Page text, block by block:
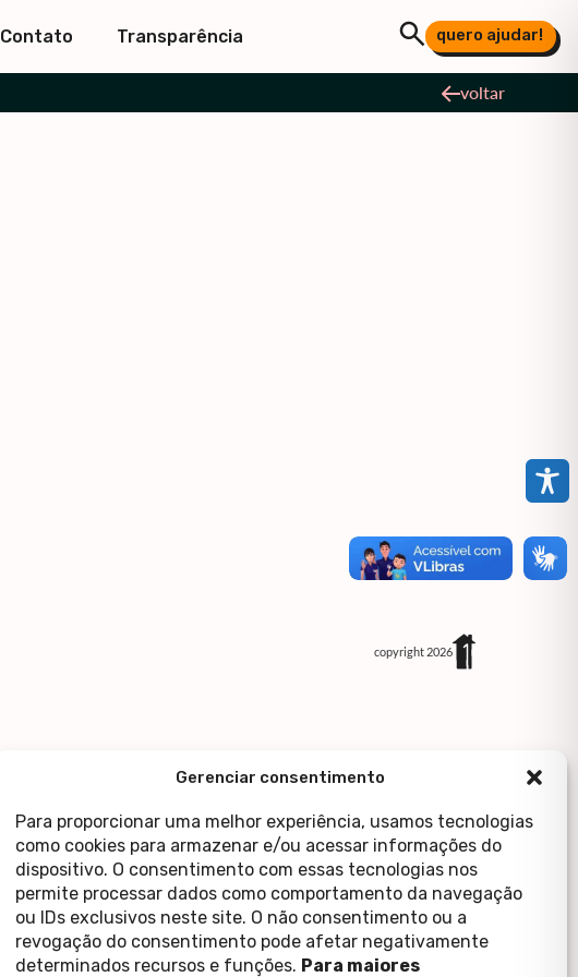
Gerenciar consentimento
Para proporcionar uma melhor experiência, usamos tecnologias
como cookies para armazenar e/ou acessar informações do
dispositivo. O consentimento com essas tecnologias nos
permite processar dados como comportamento da navegação
ou IDs exclusivos neste site. O não consentimento ou a
revogação do consentimento pode afetar negativamente
determinados recursos e funções. Para maiores
Contato Transparência quero ajudar!
voltar
copyright 2026